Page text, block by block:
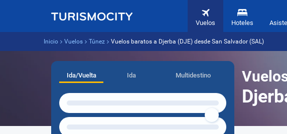
Vuelos Hoteles
Inicio Vuelos Túnez Vuelos baratos a Djerba (DJE) desde San Salvador (SAL)
Ida/Vuelta Ida Multidestino